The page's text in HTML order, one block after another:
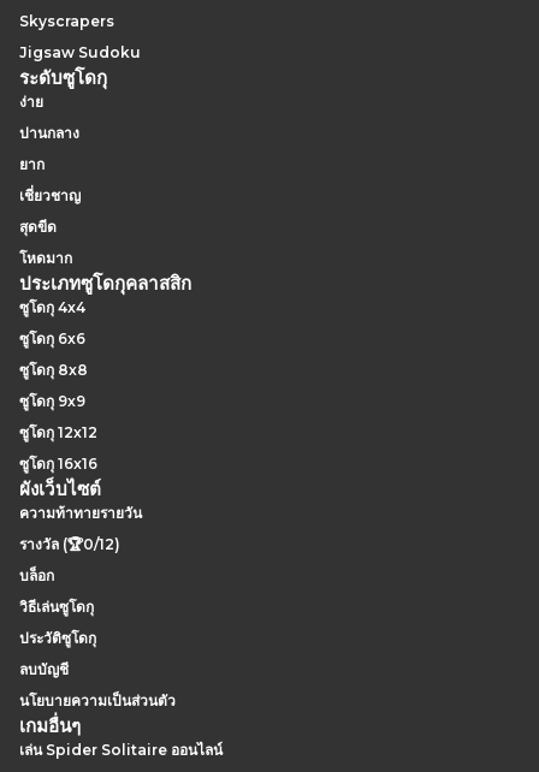
Skyscrapers
Jigsaw Sudoku
ระดับซูโดกุ
ง่าย
ปานกลาง
ยาก
เชี่ยวชาญ
สุดขีด
โหดมาก
ประเภทซูโดกุคลาสสิก
ซูโดกุ 4x4
ซูโดกุ 6x6
ซูโดกุ 8x8
ซูโดกุ 9x9
ซูโดกุ 12x12
ซูโดกุ 16x16
ผังเว็บไซต์
ความท้าทายรายวัน
รางวัล (🏆0/12)
บล็อก
วิธีเล่นซูโดกุ
ประวัติซูโดกุ
ลบบัญชี
นโยบายความเป็นส่วนตัว
เกมอื่นๆ
เล่น Spider Solitaire ออนไลน์